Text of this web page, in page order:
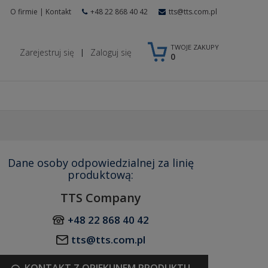
O firmie | Kontakt +48 22 868 40 42 tts@tts.com.pl
TWOJE ZAKUPY
0
Zarejestruj się | Zaloguj się
Dane osoby odpowiedzialnej za linię
produktową:
TTS Company
+48 22 868 40 42
tts@tts.com.pl